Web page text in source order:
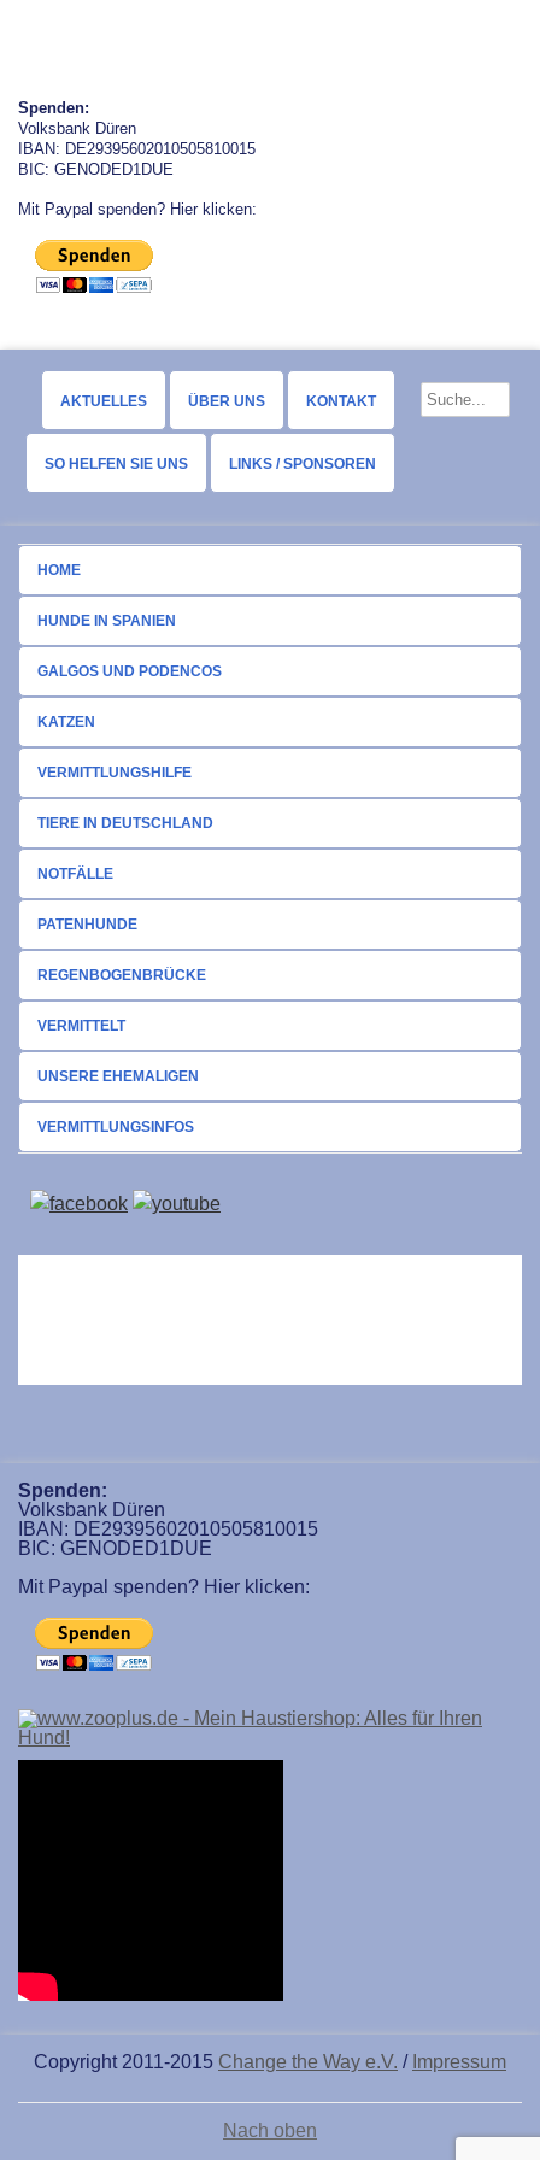
Spenden:
Volksbank Düren
IBAN: DE29395602010505810015
BIC: GENODED1DUE
Mit Paypal spenden? Hier klicken:
AKTUELLES ÜBER UNS KONTAKT
SO HELFEN SIE UNS LINKS / SPONSOREN
HOME
HUNDE IN SPANIEN
GALGOS UND PODENCOS
KATZEN
VERMITTLUNGSHILFE
TIERE IN DEUTSCHLAND
NOTFÄLLE
PATENHUNDE
REGENBOGENBRÜCKE
VERMITTELT
UNSERE EHEMALIGEN
VERMITTLUNGSINFOS
Spenden:
Volksbank Düren
IBAN: DE29395602010505810015
BIC: GENODED1DUE
Mit Paypal spenden? Hier klicken:
Copyright 2011-2015 Change the Way e.V. / Impressum
Nach oben